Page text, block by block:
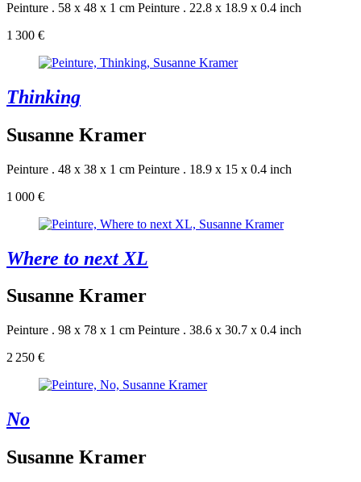
Peinture . 58 x 48 x 1 cm Peinture . 22.8 x 18.9 x 0.4 inch
1 300 €
Thinking
Susanne Kramer
Peinture . 48 x 38 x 1 cm Peinture . 18.9 x 15 x 0.4 inch
1 000 €
Where to next XL
Susanne Kramer
Peinture . 98 x 78 x 1 cm Peinture . 38.6 x 30.7 x 0.4 inch
2 250 €
No
Susanne Kramer